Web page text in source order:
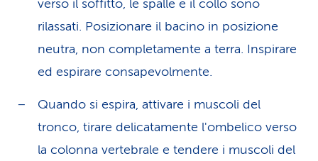
verso il soffitto, le spalle e il collo sono
rilassati. Posizionare il bacino in posizione
neutra, non completamente a terra. Inspirare
ed espirare consapevolmente.
Quando si espira, attivare i muscoli del
tronco, tirare delicatamente l'ombelico verso
la colonna vertebrale e tendere i muscoli del